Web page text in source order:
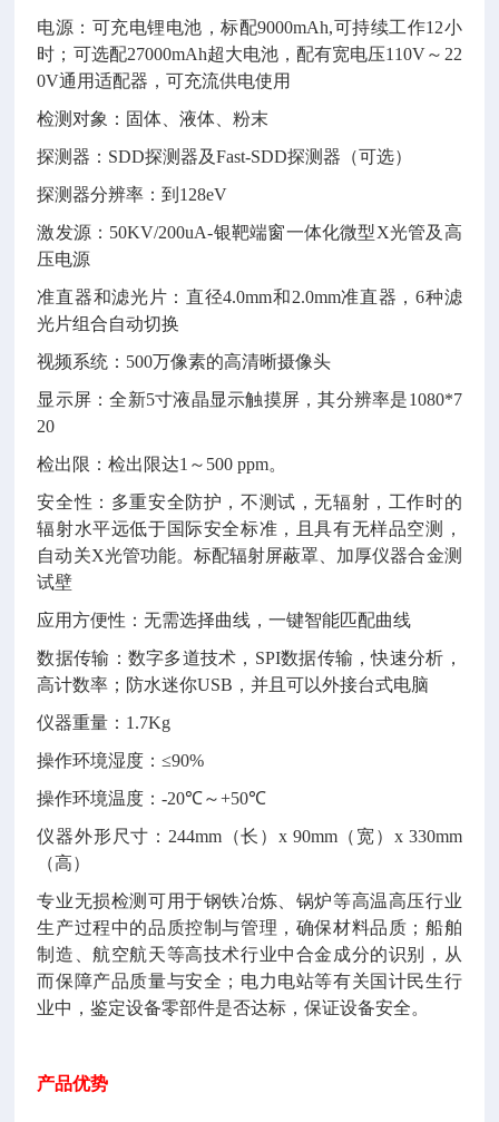
电源：可充电锂电池，标配9000mAh,可持续工作12小
时；可选配27000mAh超大电池，配有宽电压110V～ 22
0V通用适配器，可充流供电使用
检测对象：固体、液体、粉末
探测器： SDD探测器及Fast-SDD探测器（可选）
探测器分辨率：到 128eV
激发源： 50KV/200uA-银靶端窗一体化微型X光管及高
压电源
准直器和滤光片：直径4.0mm和2.0mm准直器，6种滤
光片组合自动切换
视频系统： 500万像素的高清晰摄像头
显示屏：全新5寸液晶显示触摸屏，其分辨率是1080*7
20
检出限：检出限达1 ～ 500 ppm。
安全性：多重安全防护，不测试，无辐射，工作时的
辐射水平远低于国际安全标准，且具有无样品空测，
自动关X光管功能。标配辐射屏蔽罩、加厚仪器合金测
试壁
应用方便性：无需选择曲线，一键智能匹配曲线
数据传输：数字多道技术， SPI数据传输，快速分析，
高计数率；防水迷你USB ，并且可以外接台式电脑
仪器重量： 1.7Kg
操作环境湿度：≤90%
操作环境温度：-20℃～+50℃
仪器外形尺寸： 244mm（长） x 90mm（宽） x 330mm
（高）
专业无损检测可用于钢铁冶炼、锅炉等高温高压行业
生产过程中的品质控制与管理，确保材料品质；船舶
制造、航空航天等高技术行业中合金成分的识别，从
而保障产品质量与安全；电力电站等有关国计民生行
业中，鉴定设备零部件是否达标，保证设备安全。
产品优势